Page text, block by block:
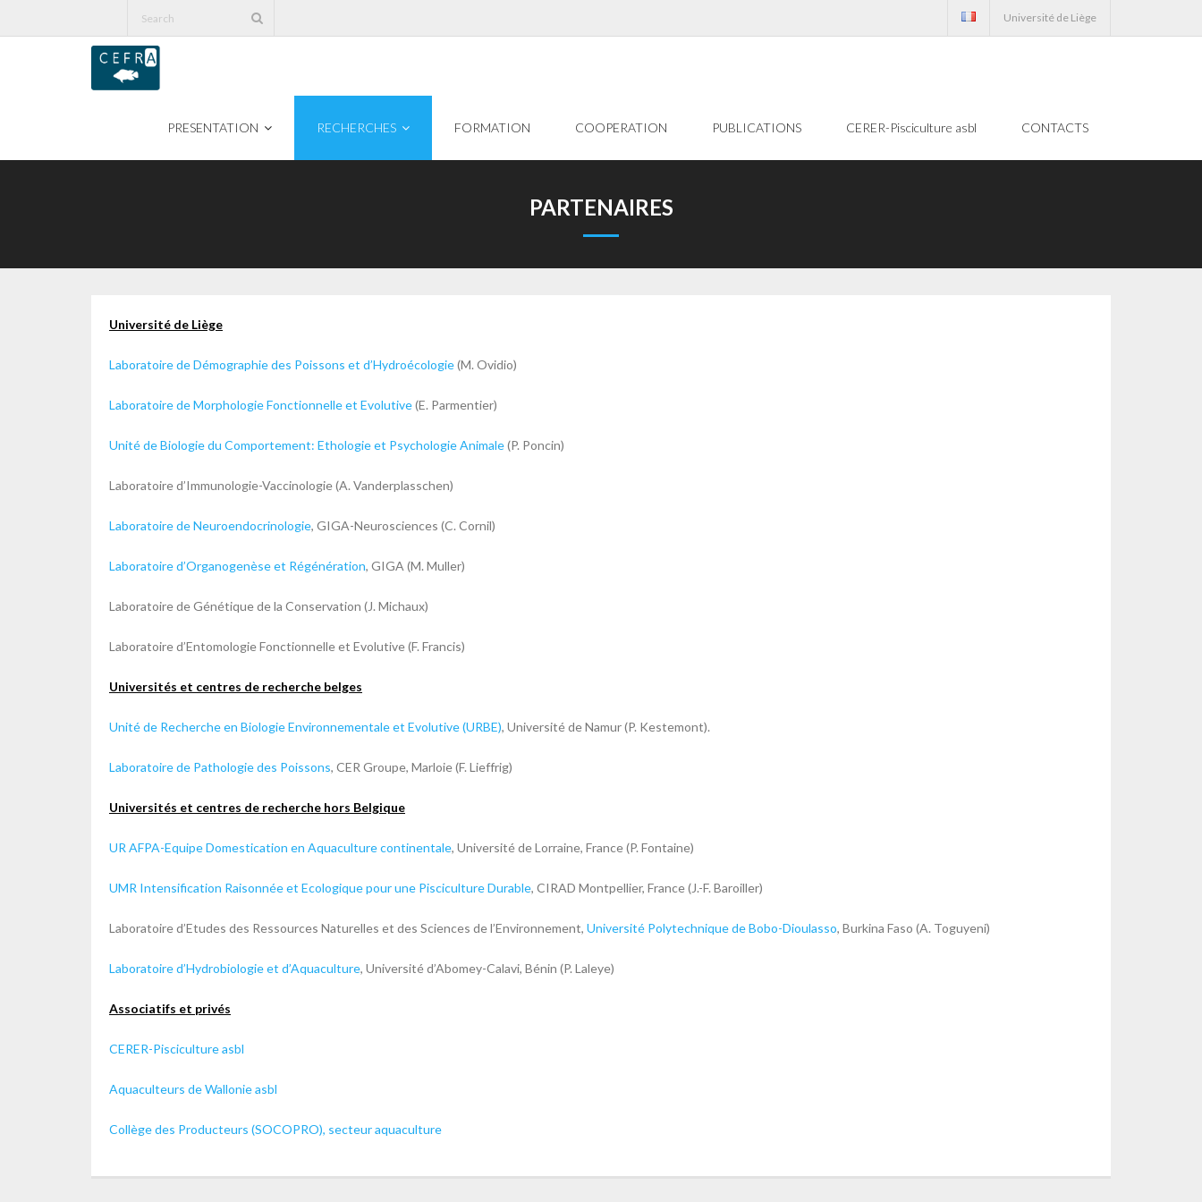
Université de Liège
PRESENTATION RECHERCHES FORMATION COOPERATION PUBLICATIONS CERER-Pisciculture asbl CONTACTS
PARTENAIRES
Université de Liège
Laboratoire de Démographie des Poissons et d’Hydroécologie(M. Ovidio)
Laboratoire de Morphologie Fonctionnelle et Evolutive(E. Parmentier)
Unité de Biologie du Comportement: Ethologie et Psychologie Animale(P. Poncin)
Laboratoire d’Immunologie-Vaccinologie (A. Vanderplasschen)
Laboratoire de Neuroendocrinologie, GIGA-Neurosciences (C. Cornil)
Laboratoire d’Organogenèse et Régénération, GIGA (M. Muller)
Laboratoire de Génétique de la Conservation (J. Michaux)
Laboratoire d’Entomologie Fonctionnelle et Evolutive (F. Francis)
Universités et centres de recherche belges
Unité de Recherche en Biologie Environnementale et Evolutive (URBE), Université de Namur (P. Kestemont).
Laboratoire de Pathologie des Poissons, CER Groupe, Marloie (F. Lieffrig)
Universités et centres de recherche hors Belgique
UR AFPA-Equipe Domestication en Aquaculture continentale, Université de Lorraine, France (P. Fontaine)
UMR Intensification Raisonnée et Ecologique pour une Pisciculture Durable, CIRAD Montpellier, France (J.-F. Baroiller)
Laboratoire d’Etudes des Ressources Naturelles et des Sciences de l’Environnement, Université Polytechnique de Bobo-Dioulasso, Burkina Faso (A. Toguyeni)
Laboratoire d’Hydrobiologie et d’Aquaculture, Université d’Abomey-Calavi, Bénin (P. Laleye)
Associatifs et privés
CERER-Pisciculture asbl
Aquaculteurs de Wallonie asbl
Collège des Producteurs (SOCOPRO), secteur aquaculture